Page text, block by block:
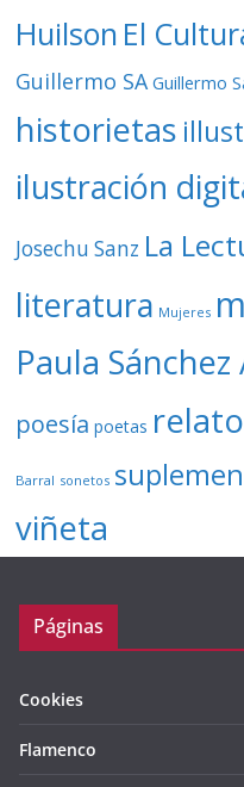
Huilson El
Guillermo SA Guillermo
historietas
ilustración
Josechu Sanz La
literatura Mujeres
Paula
poesía poetas
Barral sonetos
viñeta
Páginas
Cookies
Flamenco